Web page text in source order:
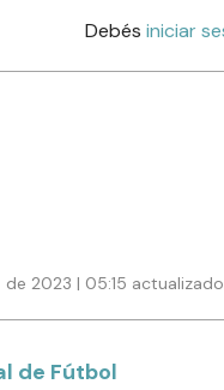
Debés iniciar
2023 | 05:15
de Fútbol